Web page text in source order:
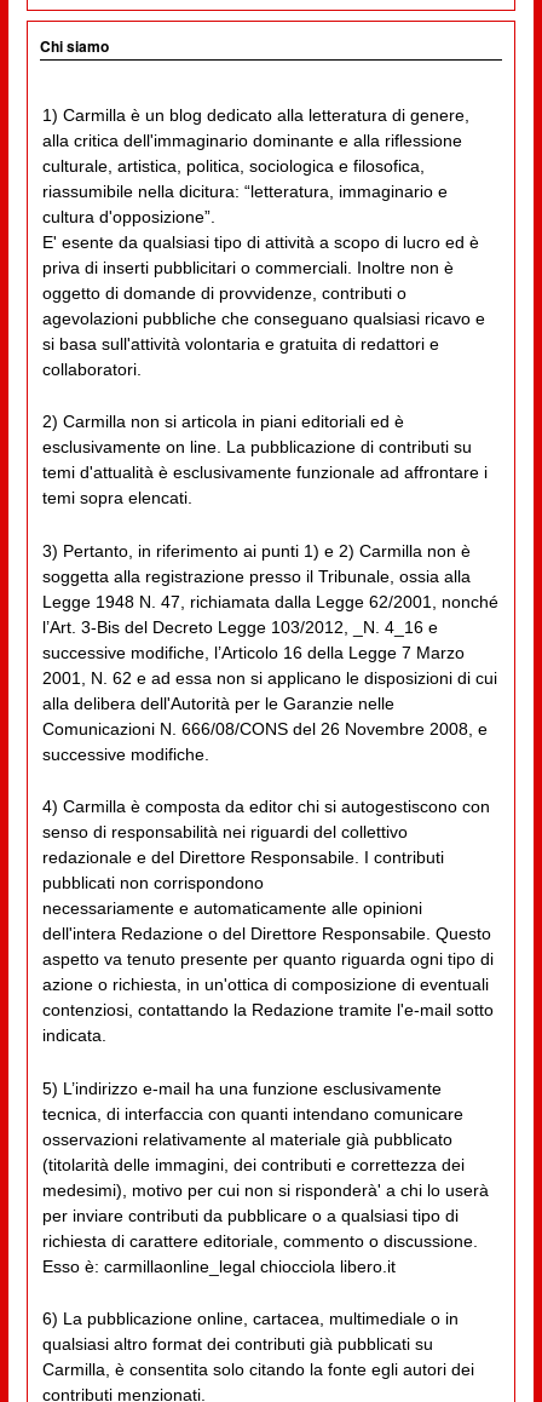
Chi siamo
1) Carmilla è un blog dedicato alla letteratura di genere,
alla critica dell'immaginario dominante e alla riflessione
culturale, artistica, politica, sociologica e filosofica,
riassumibile nella dicitura: “letteratura, immaginario e
cultura d'opposizione”.
E' esente da qualsiasi tipo di attività a scopo di lucro ed è
priva di inserti pubblicitari o commerciali. Inoltre non è
oggetto di domande di provvidenze, contributi o
agevolazioni pubbliche che conseguano qualsiasi ricavo e
si basa sull'attività volontaria e gratuita di redattori e
collaboratori.
2) Carmilla non si articola in piani editoriali ed è
esclusivamente on line. La pubblicazione di contributi su
temi d'attualità è esclusivamente funzionale ad affrontare i
temi sopra elencati.
3) Pertanto, in riferimento ai punti 1) e 2) Carmilla non è
soggetta alla registrazione presso il Tribunale, ossia alla
Legge 1948 N. 47, richiamata dalla Legge 62/2001, nonché
l’Art. 3-Bis del Decreto Legge 103/2012, _N. 4_16 e
successive modifiche, l’Articolo 16 della Legge 7 Marzo
2001, N. 62 e ad essa non si applicano le disposizioni di cui
alla delibera dell'Autorità per le Garanzie nelle
Comunicazioni N. 666/08/CONS del 26 Novembre 2008, e
successive modifiche.
4) Carmilla è composta da editor chi si autogestiscono con
senso di responsabilità nei riguardi del collettivo
redazionale e del Direttore Responsabile. I contributi
pubblicati non corrispondono
necessariamente e automaticamente alle opinioni
dell'intera Redazione o del Direttore Responsabile. Questo
aspetto va tenuto presente per quanto riguarda ogni tipo di
azione o richiesta, in un'ottica di composizione di eventuali
contenziosi, contattando la Redazione tramite l'e-mail sotto
indicata.
5) L’indirizzo e-mail ha una funzione esclusivamente
tecnica, di interfaccia con quanti intendano comunicare
osservazioni relativamente al materiale già pubblicato
(titolarità delle immagini, dei contributi e correttezza dei
medesimi), motivo per cui non si risponderà' a chi lo userà
per inviare contributi da pubblicare o a qualsiasi tipo di
richiesta di carattere editoriale, commento o discussione.
Esso è: carmillaonline_legal chiocciola libero.it
6) La pubblicazione online, cartacea, multimediale o in
qualsiasi altro format dei contributi già pubblicati su
Carmilla, è consentita solo citando la fonte egli autori dei
contributi menzionati.